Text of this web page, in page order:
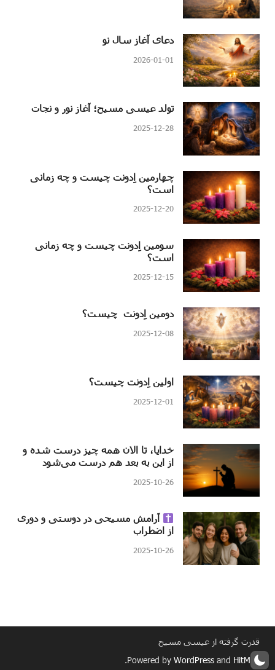
دعای آغاز سال نو
2026-01-01
تولد عیسی مسیح؛ آغاز نور و نجات
2025-12-28
چهارمین اِدونت چیست و چه زمانی
است؟
2025-12-20
سومین اِدونت چیست و چه زمانی
است؟
2025-12-15
دومین اِدونت چیست؟
2025-12-08
اولین اِدونت چیست؟
2025-12-01
خدایا، تا الان همه چیز درست شده و
از این به بعد هم درست می‌شود
2025-10-26
آرامش مسیحی در دوستی و دوری
از اضطراب
2025-10-26
قدرت گرفته از عیسی مسیح
Powered by WordPress and HitMag
.